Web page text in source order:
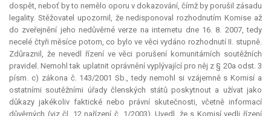
dospět, neboť by to nemělo oporu v dokazování, čímž by porušil zásadu
legality. Stěžovatel upozornil, že nedisponoval rozhodnutím Komise až
do zveřejnění jeho nedůvěrné verze na internetu dne 16. 8. 2007, tedy
necelé čtyři měsíce potom, co bylo ve věci vydáno rozhodnutí II. stupně.
Zdůraznil, že nevedl řízení ve věci porušení komunitárních soutěžních
pravidel. Nemohl tak uplatnit oprávnění vyplývající pro něj z § 20a odst. 3
písm. c) zákona č. 143/2001 Sb., tedy nemohl si vzájemně s Komisí a
ostatními soutěžními úřady členských států poskytnout a užívat jako
důkazy jakékoliv faktické nebo právní skutečnosti, včetně informací
důvěrných (viz čl. 12 nařízení č. 1/2003). Uvedl, že s Komisí vedli řízení